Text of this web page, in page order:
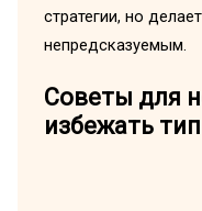
стратегии, но
непредсказуемым.
Советы для
избежать